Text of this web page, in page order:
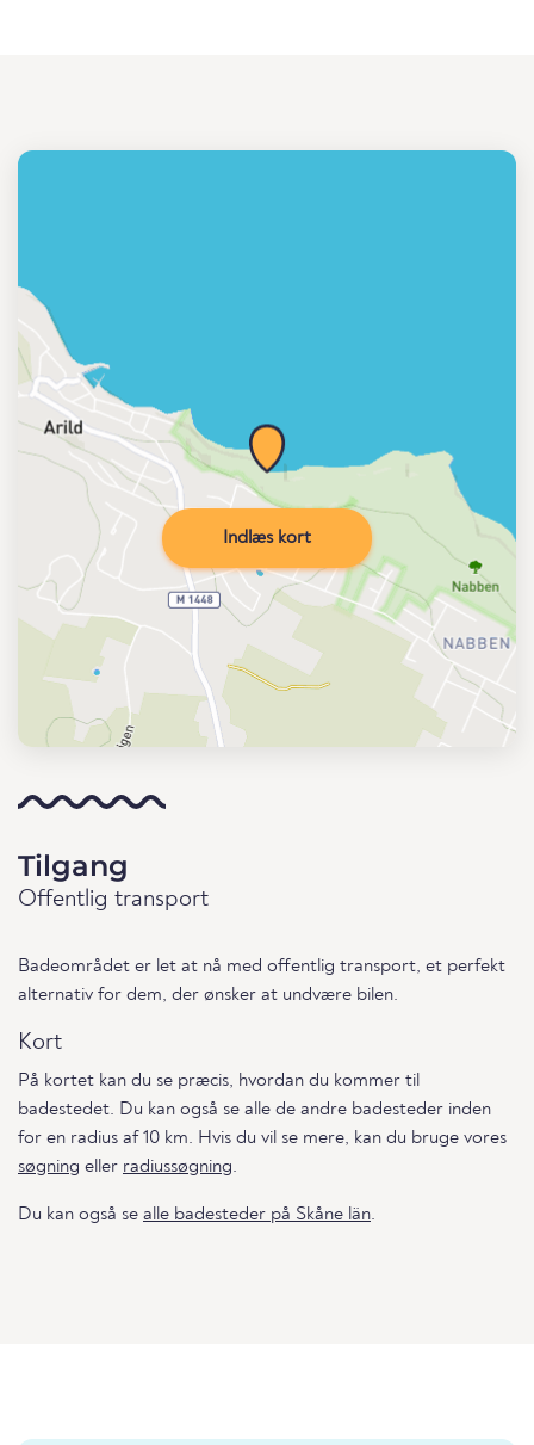
Indlæs kort
Tilgang
Offentlig transport
Badeområdet er let at nå med offentlig transport, et perfekt
alternativ for dem, der ønsker at undvære bilen.
Kort
På kortet kan du se præcis, hvordan du kommer til
badestedet. Du kan også se alle de andre badesteder inden
for en radius af 10 km. Hvis du vil se mere, kan du bruge vores
søgning eller radiussøgning.
Du kan også se alle badesteder på Skåne län.